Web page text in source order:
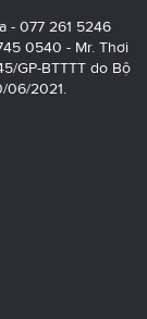
- 077 261 5246
0540 - Mr. Thơi
GP-BTTTT do Bộ
06/2021.